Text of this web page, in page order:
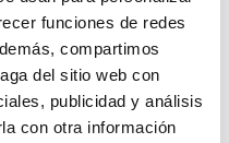
funciones de redes
compartimos
del sitio web con
publicidad y análisis
con otra información